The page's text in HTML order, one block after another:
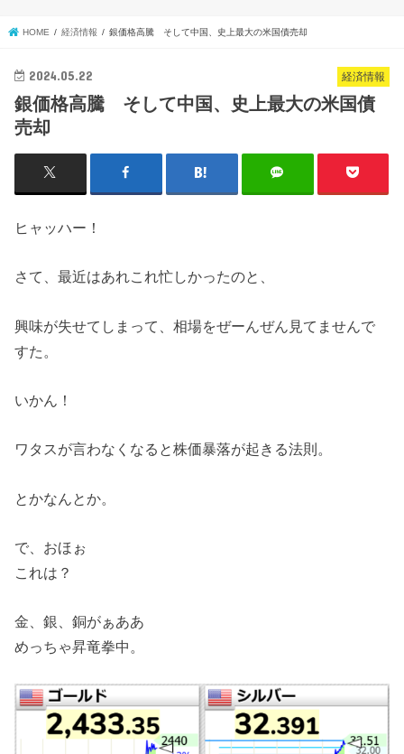
HOME 経済情報 銀価格高騰 そして中国、史上最大の米国債売却
経済情報
2024.05.22
銀価格高騰 そして中国、史上最大の米国債
売却
ヒャッハー！
さて、最近はあれこれ忙しかったのと、
興味が失せてしまって、相場をぜーんぜん見てませんで
すた。
いかん！
ワタスが言わなくなると株価暴落が起きる法則。
とかなんとか。
で、おほぉ
これは？
金、銀、銅がぁああ
めっちゃ昇竜拳中。